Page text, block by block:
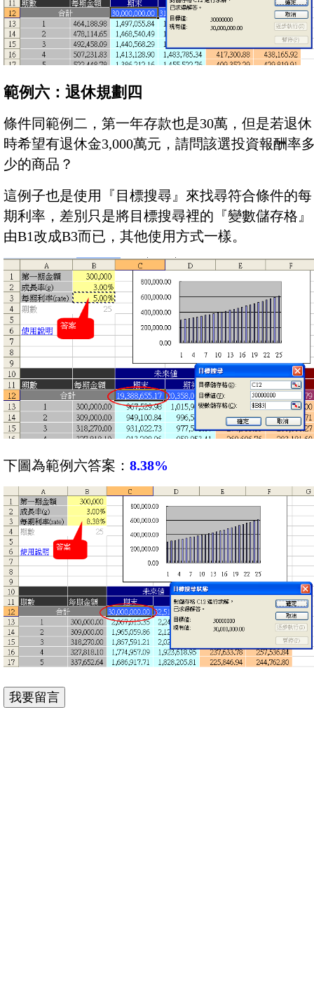
範例六：退休規劃四
條件同範例二，第一年存款也是30萬，但是若退休
時希望有退休金3,000萬元，請問該選投資報酬率
少的商品？
這例子也是使用『目標搜尋』來找尋符合條件的每
期利率，差別只是將目標搜尋裡的『變數儲存格』
由B1改成B3而已，其他使用方式一樣。
下圖為範例六答案： 8.38%